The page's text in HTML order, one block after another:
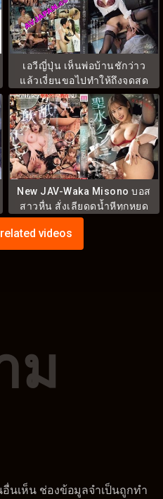
เอวีญี่ปุ่น เห็นพ่อบ้านชักว่าว
แล้วเงี่ยนขอไปทำให้ถึงจุดสุด
ยอด PRED-684
New JAV-Waka Misono บอส
สาวหื่น สั่งเลียดูดน้ำหีทุกหยด
MNGS-006
videos
ม
นเห็น ช่องข้อมูลจำเป็นถูกทำ